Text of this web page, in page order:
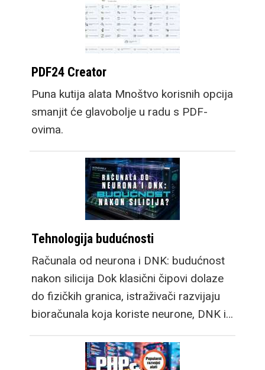
PDF24 Creator
Puna kutija alata Mnoštvo korisnih opcija
smanjit će glavobolje u radu s PDF-
ovima.
Tehnologija budućnosti
Računala od neurona i DNK: budućnost
nakon silicija Dok klasični čipovi dolaze
do fizičkih granica, istraživači razvijaju
bioračunala koja koriste neurone, DNK i…